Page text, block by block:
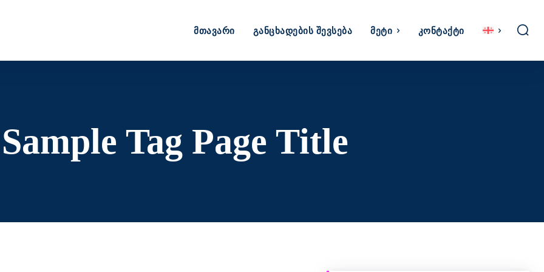
Მთავარი Განცხადების Შევსება Მეტი Კონტაქტი
Sample Tag Page Title